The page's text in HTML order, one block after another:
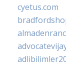
cyetus.com